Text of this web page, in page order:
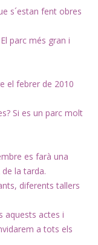
s´estan fent obres
parc més gran i
el febrer de 2010
Si es un parc molt
es farà una
la tarda.
diferents tallers
aquests actes i
a tots els